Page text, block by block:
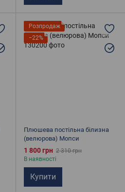
Розпродаж
−22%
Плюшева постільна білизна
(велюрова) Мопси
1 800 грн 2 310 грн
В наявності
Купити